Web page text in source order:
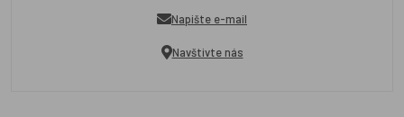
Napište e-mail
Navštivte nás